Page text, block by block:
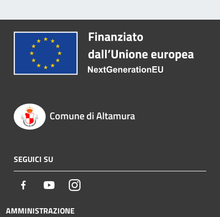
Comune di Altamura
SEGUICI SU
Facebook YoutubeInstagram
AMMINISTRAZIONE